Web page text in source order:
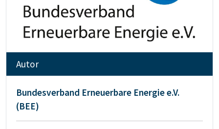
Autor
Bundesverband Erneuerbare Energie e.V.
(BEE)